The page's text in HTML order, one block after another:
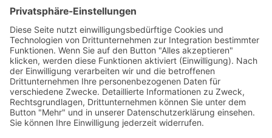
Newswall
Mitteilungen
Vereinsspielplan
Der SV Fortuna
Chronik
Sportanlage